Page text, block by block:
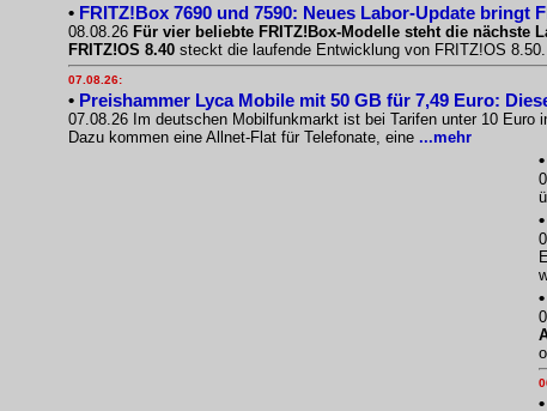
• FRITZ!Box 7690 und 7590: Neues Labor-Update bringt
08.08.26 Für vier beliebte FRITZ!Box-Modelle steht die nächste
FRITZ!OS 8.40 steckt die laufende Entwicklung von FRITZ!OS
07.08.26:
• Preishammer Lyca Mobile mit 50 GB für 7,49 Euro:
07.08.26 Im deutschen Mobilfunkmarkt ist bei Tarifen unter 10
Dazu kommen eine Allnet-Flat für Telefonate, eine ...mehr
•
•
•
•